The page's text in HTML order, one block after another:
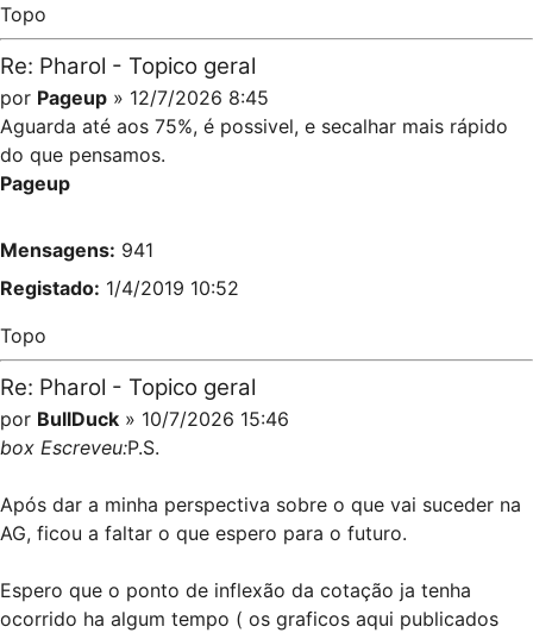
Topo
Re: Pharol - Topico geral
por Pageup » 12/7/2026 8:45
Aguarda até aos 75%, é possivel, e secalhar mais rápido
do que pensamos.
Pageup
Mensagens: 941
Registado: 1/4/2019 10:52
Topo
Re: Pharol - Topico geral
por BullDuck » 10/7/2026 15:46
box Escreveu:P.S.
Após dar a minha perspectiva sobre o que vai suceder na
AG, ficou a faltar o que espero para o futuro.
Espero que o ponto de inflexão da cotação ja tenha
ocorrido ha algum tempo ( os graficos aqui publicados